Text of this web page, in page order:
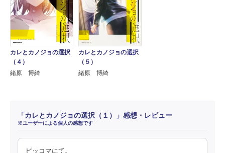
カレとカノジョの選択
（４）
緒原 博綺
カレとカノジョの選択
（５）
緒原 博綺
「カレとカノジョの選択（１）」感想・レビュー
※ユーザーによる個人の感想です
ピッコマにて。